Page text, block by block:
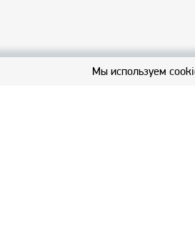
Мы используем